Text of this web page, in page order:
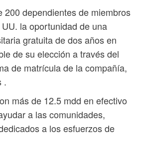
200 dependientes de miembros
la oportunidad de una
gratuita de dos años en
de su elección a través del
de matrícula de la compañía,
.
más de 12.5 mdd en efectivo
a las comunidades,
a los esfuerzos de